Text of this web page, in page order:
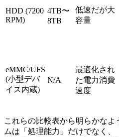
HDD (7200
RPM)
4TB〜
8TB
低速だが大
容量
eMMC/UFS
(小型デバ
イス内蔵)
N/A
最適化され
た電力消費
速度
これらの比較表から明らかな
ムは「処理能力」だけでなく